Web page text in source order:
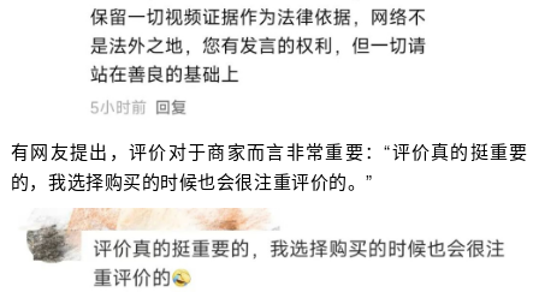
有网友提出，评价对于商家而言非常重要：“评价真的挺重要
的，我选择购买的时候也会很注重评价的。”